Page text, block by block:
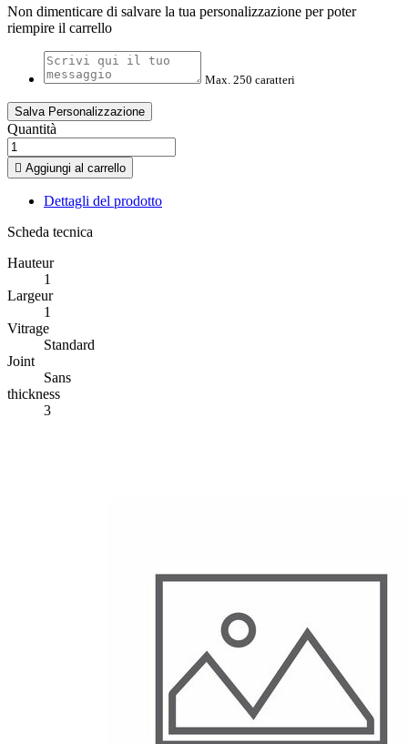
Non dimenticare di salvare la tua personalizzazione per poter
riempire il carrello
Max. 250 caratteri
Salva Personalizzazione
Quantità
 Aggiungi al carrello
Dettagli del prodotto
Scheda tecnica
Hauteur
1
Largeur
1
Vitrage
Standard
Joint
Sans
thickness
3